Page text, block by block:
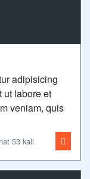
adipisicing
ut labore et
veniam, quis
53 kali